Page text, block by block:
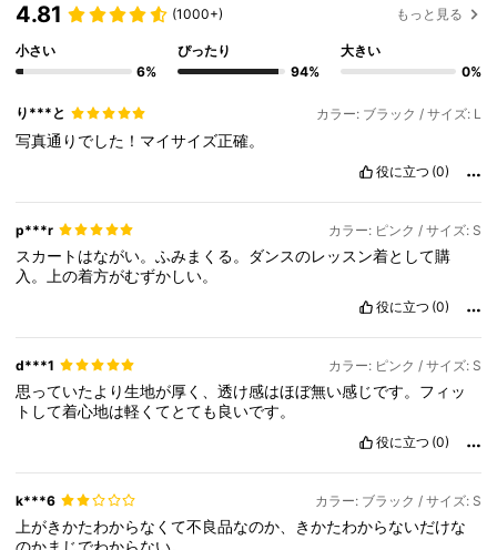
4.81 (1000+) もっと見る
小さい
6%
ぴったり
94%
大きい
0%
り***と カラー: ブラック / サイズ: L
写真通りでした！マイサイズ正確。
役に立つ (0)
p***r カラー: ピンク / サイズ: S
スカートはながい。ふみまくる。ダンスのレッスン着として購
入。上の着方がむずかしい。
役に立つ (0)
d***1 カラー: ピンク / サイズ: S
思っていたより生地が厚く、透け感はほぼ無い感じです。フィッ
トして着心地は軽くてとても良いです。
役に立つ (0)
k***6 カラー: ブラック / サイズ: S
上がきかたわからなくて不良品なのか、きかたわからないだけな